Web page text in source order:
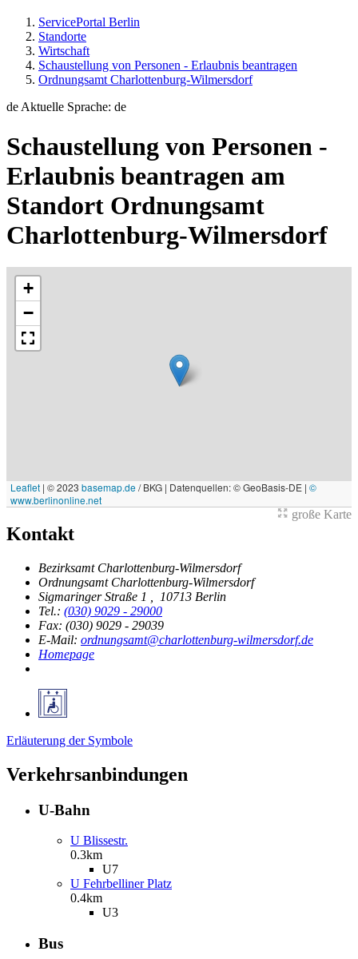
ServicePortal Berlin
Standorte
Wirtschaft
Schaustellung von Personen - Erlaubnis beantragen
Ordnungsamt Charlottenburg-Wilmersdorf
de Aktuelle Sprache: de
Schaustellung von Personen -
Erlaubnis beantragen am
Standort Ordnungsamt
Charlottenburg-Wilmersdorf
+
−
Leaflet | © 2023 basemap.de/ BKG | Datenquellen: © GeoBasis-DE | ©
www.berlinonline.net
große Karte
Kontakt
Bezirksamt Charlottenburg-Wilmersdorf
Ordnungsamt Charlottenburg-Wilmersdorf
Sigmaringer Straße 1
10713 Berlin
Tel.: (030) 9029 - 29000
Fax: (030) 9029 - 29039
E-Mail: ordnungsamt@charlottenburg-wilmersdorf.de
Homepage
Erläuterung der Symbole
Verkehrsanbindungen
U-Bahn
U Blissestr.
0.3km
U7
U Fehrbelliner Platz
0.4km
U3
Bus